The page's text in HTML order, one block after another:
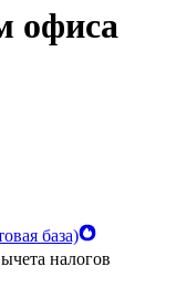
офиса
база)
налогов